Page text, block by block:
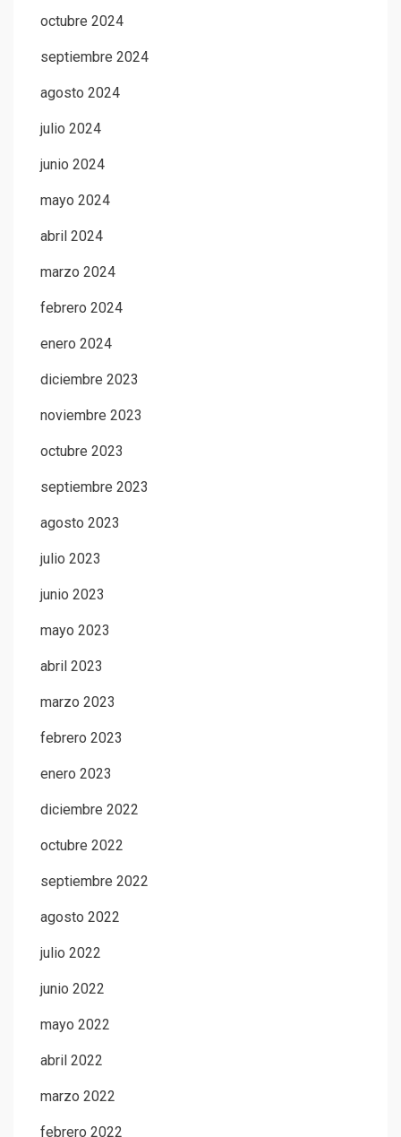
octubre 2024
septiembre 2024
agosto 2024
julio 2024
junio 2024
mayo 2024
abril 2024
marzo 2024
febrero 2024
enero 2024
diciembre 2023
noviembre 2023
octubre 2023
septiembre 2023
agosto 2023
julio 2023
junio 2023
mayo 2023
abril 2023
marzo 2023
febrero 2023
enero 2023
diciembre 2022
octubre 2022
septiembre 2022
agosto 2022
julio 2022
junio 2022
mayo 2022
abril 2022
marzo 2022
febrero 2022